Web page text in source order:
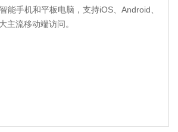
能手机和平板电脑，支持iOS、Android、
主流移动端访问。